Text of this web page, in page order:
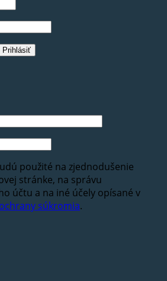
Prihlásiť
použité na zjednodušenie
stránke, na správu
účtu a na iné účely opísané v
súkromia.